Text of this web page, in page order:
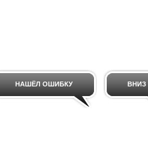
НАШЁЛ ОШИБКУ ВНИЗ